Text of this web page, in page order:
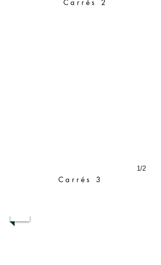
Carrés 2
1/2
Carrés 3